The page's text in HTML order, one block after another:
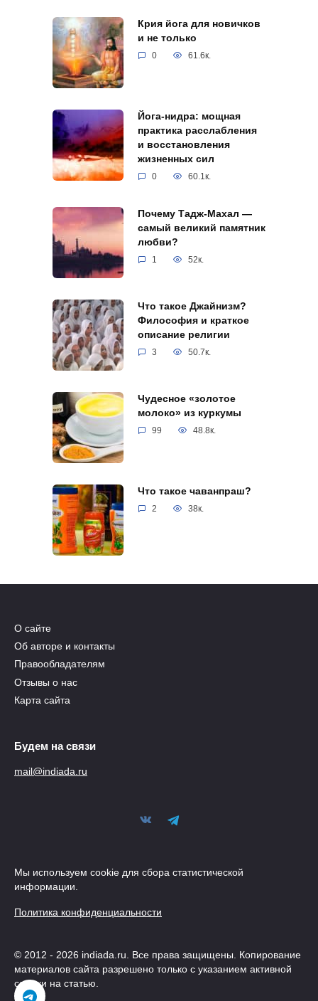
Крия йога для новичков
и не только
0 61.6к.
Йога-нидра: мощная
практика расслабления
и восстановления
жизненных сил
0 60.1к.
Почему Тадж-Махал —
самый великий памятник
любви?
1 52к.
Что такое Джайнизм?
Философия и краткое
описание религии
3 50.7к.
Чудесное «золотое
молоко» из куркумы
99 48.8к.
Что такое чаванпраш?
2 38к.
О сайте
Об авторе и контакты
Правообладателям
Отзывы о нас
Карта сайта
Будем на связи
mail@indiada.ru
Мы используем cookie для сбора статистической
информации.
Политика конфиденциальности
© 2012 - 2026 indiada.ru. Все права защищены. Копирование
материалов сайта разрешено только с указанием активной
ссылки на статью.